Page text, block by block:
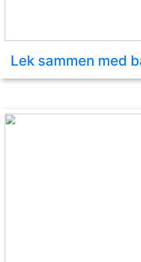
Lek sammen med